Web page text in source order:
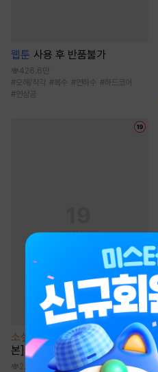
웹툰 사용 후 반품불가
426.6만
#오해/착각 #복수 #연하수 #하드코어
#연상공
소설 [BL] 루멘 프로젝트 [단행
본]
2.2만